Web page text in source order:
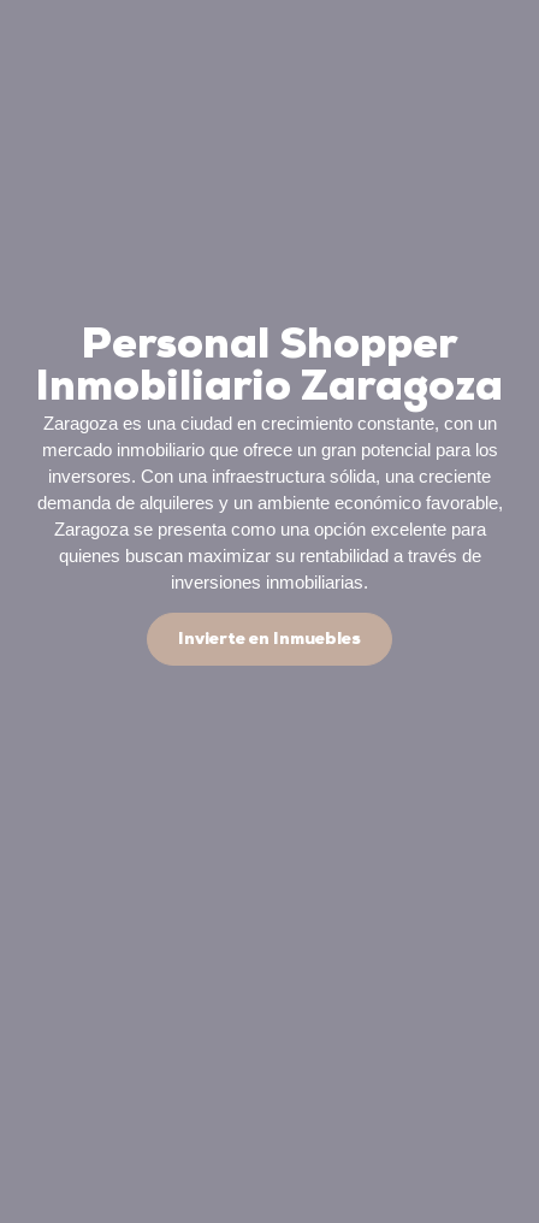
Personal Shopper
Inmobiliario Zaragoza
Zaragoza es una ciudad en crecimiento constante, con un
mercado inmobiliario que ofrece un gran potencial para los
inversores. Con una infraestructura sólida, una creciente
demanda de alquileres y un ambiente económico favorable,
Zaragoza se presenta como una opción excelente para
quienes buscan maximizar su rentabilidad a través de
inversiones inmobiliarias.
Invierte en Inmuebles